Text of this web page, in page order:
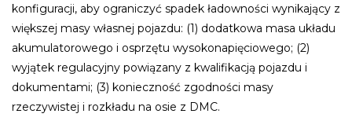
konfiguracji, aby ograniczyć spadek ładowności wynikający z
większej masy własnej pojazdu: (1) dodatkowa masa układu
akumulatorowego i osprzętu wysokonapięciowego; (2)
wyjątek regulacyjny powiązany z kwalifikacją pojazdu i
dokumentami; (3) konieczność zgodności masy
rzeczywistej i rozkładu na osie z DMC.